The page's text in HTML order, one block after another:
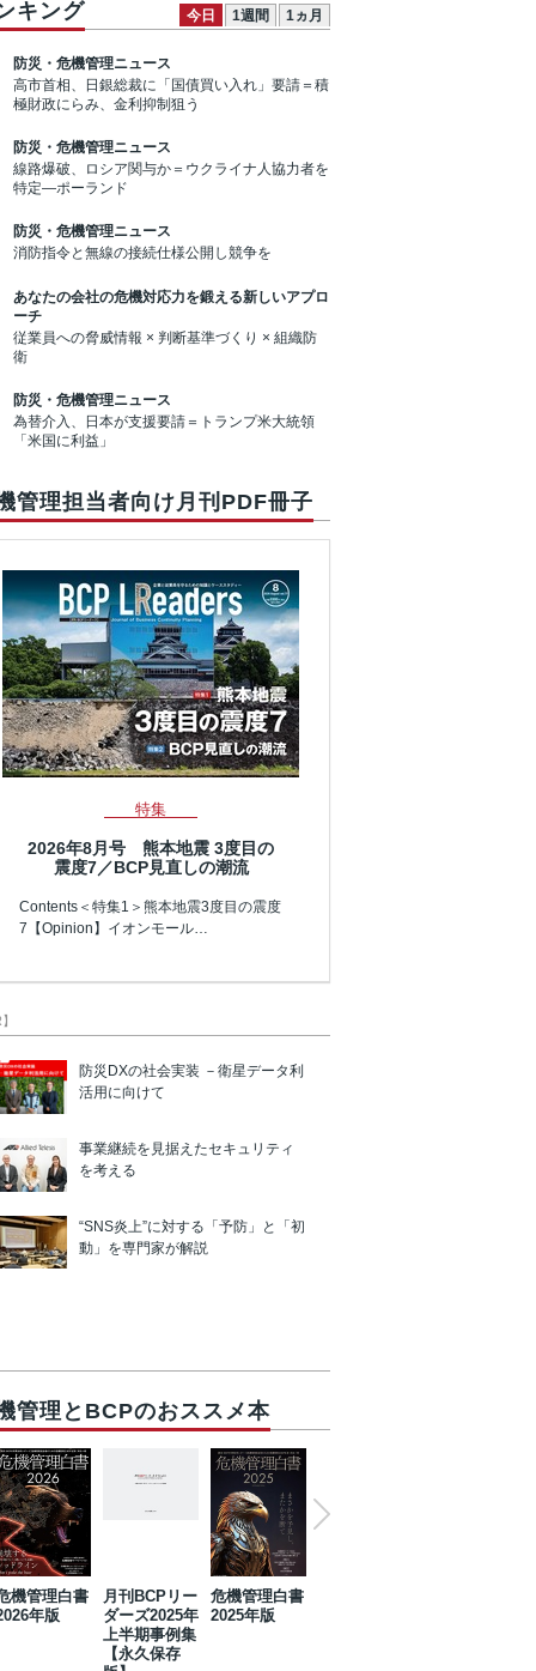
キング 今日 1週間 1ヵ月
防災・危機管理ニュース
高市首相、日銀総裁に「国債買い入れ」要請＝積
極財政にらみ、金利抑制狙う
防災・危機管理ニュース
線路爆破、ロシア関与か＝ウクライナ人協力者を
特定―ポーランド
防災・危機管理ニュース
消防指令と無線の接続仕様公開し競争を
あなたの会社の危機対応力を鍛える新しいアプロ
ーチ
従業員への脅威情報 × 判断基準づくり × 組織防
衛
防災・危機管理ニュース
為替介入、日本が支援要請＝トランプ米大統領
「米国に利益」
管理担当者向け月刊PDF冊子
特集
2026年8月号 熊本地震 3度目の
震度7／BCP見直しの潮流
Contents＜特集1＞熊本地震3度目の震度
7【Opinion】イオンモール…
防災DXの社会実装 －衛星データ利
活用に向けて
事業継続を見据えたセキュリティ
を考える
“SNS炎上”に対する「予防」と「初
動」を専門家が解説
管理とBCPのおススメ本
機管理白書
年版
月刊BCPリー
ダーズ2025年
上半期事例集
【永久保存
危機管理白書
2025年版